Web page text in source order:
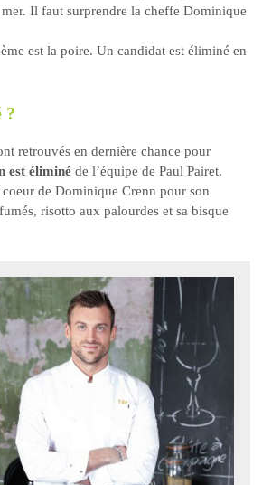
Il faut surprendre la cheffe Dominique
est la poire. Un candidat est éliminé en
?
retrouvés en dernière chance pour
est éliminé de l’équipe de Paul Pairet.
de Dominique Crenn pour son
risotto aux palourdes et sa bisque